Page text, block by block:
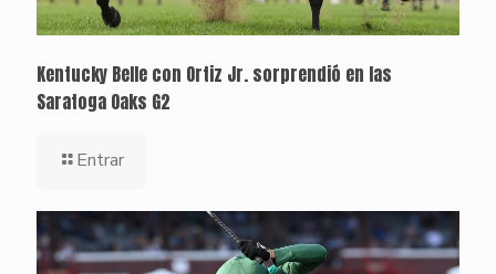
Kentucky Belle con Ortiz Jr. sorprendió en las
Saratoga Oaks G2
Entrar